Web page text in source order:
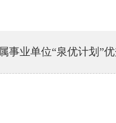
事业单位“泉优计划”